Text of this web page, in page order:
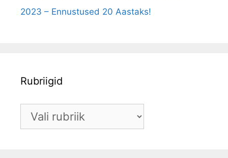
2023 – Ennustused 20 Aastaks!
Rubriigid